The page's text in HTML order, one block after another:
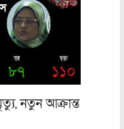
নতুন আক্রান্ত